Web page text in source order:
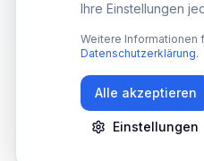
Ihre Einstellungen
Weitere Informationen
Datenschutzerklärung.
Alle akzeptieren
Einstellungen